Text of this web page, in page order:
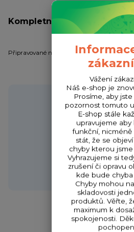
Kompletní specifikace
Připravované novinky / Coming soon / Bald
Potřebujete
Zákaznická
+420 720 256
(Po-Čt 9-17 hod.,Pá
Vážení
Náš e-shop je
Prosíme, aby
pozornost tomuto
E-shop stále
upravujeme aby
funkční, nicméně
stát, že se
chyby kterou
Vyhrazujeme si
zrušení či opravu
kde bude chyba
Chyby mohou
skladovosti
produktů. Věřte,
maximum k
spokojenosti.